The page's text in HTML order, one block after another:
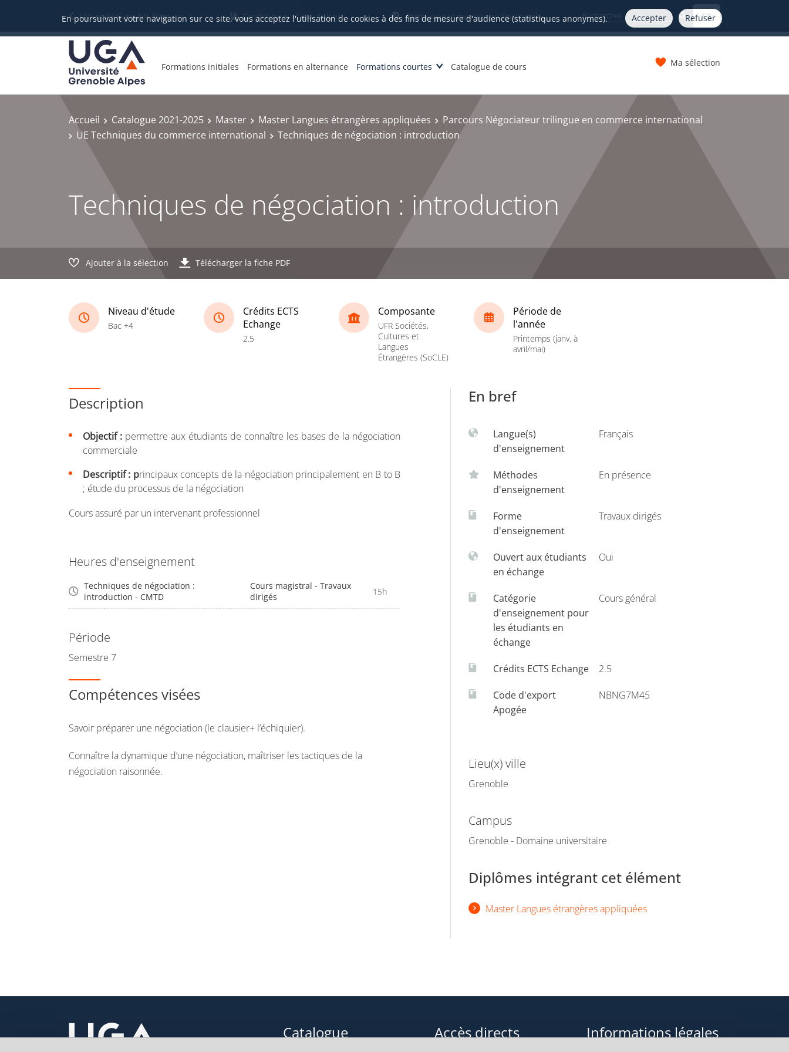
En poursuivant votre navigation sur ce site, vous acceptez l'utilisation de cookies à des fins de mesure d'audience (statistiques anonymes). Accepter Refuser
Université Grenoble Alpes Candidatures et inscriptions Orientation et insertion professionnelle FR
Formations initiales Formations en alternance Formations courtes Catalogue de cours Ma sélection
Accueil Catalogue 2021-2025 Master Master Langues étrangères appliquées
Parcours Négociateur trilingue en commerce international
UE Techniques du commerce international
Techniques de négociation : introduction
Techniques de négociation : introduction
Ajouter à la sélection Télécharger la fiche PDF
Niveau d'étude
Bac +4
Crédits ECTS
Echange
2.5
Composante
UFR Sociétés,
Cultures et
Langues
Étrangères (SoCLE)
Période de
l'année
Printemps (janv. à
avril/mai)
Description
Objectif : permettre aux étudiants de connaître les bases de la négociation
commerciale
Descriptif : principaux concepts de la négociation principalement en B to B
; étude du processus de la négociation
Cours assuré par un intervenant professionnel
Heures d'enseignement
Techniques de négociation :
introduction - CMTD
Cours magistral - Travaux
dirigés
15h
Période
Semestre 7
Compétences visées
Savoir préparer une négociation (le clausier+ l’échiquier).
Connaître la dynamique d’une négociation, maîtriser les tactiques de la
négociation raisonnée.
En bref
Langue(s)
d'enseignement
Français
Méthodes
d'enseignement
En présence
Forme
d'enseignement
Travaux dirigés
Ouvert aux étudiants
en échange
Oui
Catégorie
d'enseignement pour
les étudiants en
échange
Cours général
Crédits ECTS Echange 2.5
Code d'export
Apogée
NBNG7M45
Lieu(x) ville
Grenoble
Campus
Grenoble - Domaine universitaire
Diplômes intégrant cet élément
Master Langues étrangères appliquées
Catalogue Accès directs Informations légales